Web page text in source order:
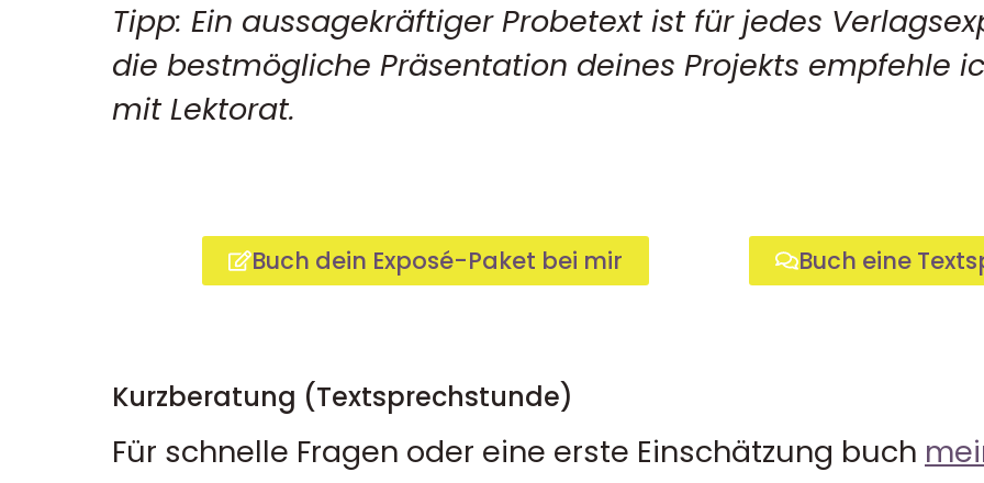
Tipp: Ein aussagekräftiger Probetext ist für jedes
die bestmögliche Präsentation deines Projekts empfehle
mit Lektorat.
Buch dein Exposé-Paket bei mir Buch eine
Kurzberatung (Textsprechstunde)
Für schnelle Fragen oder eine erste Einschätzung buch